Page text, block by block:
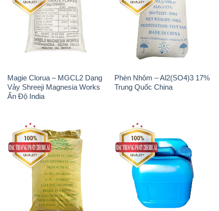
Magie Clorua – MGCL2 Dạng
Vảy Shreeji Magnesia Works
Ấn Độ India
Phèn Nhôm – Al2(SO4)3 17%
Trung Quốc China
MGSO4.7H2O – Magnesium
Sulphate Heptahydrate 99%
Trung Quốc China
Axit Phosphoric – Acid
Phosphoric H3PO4 85% Đức
Giang Việt Nam